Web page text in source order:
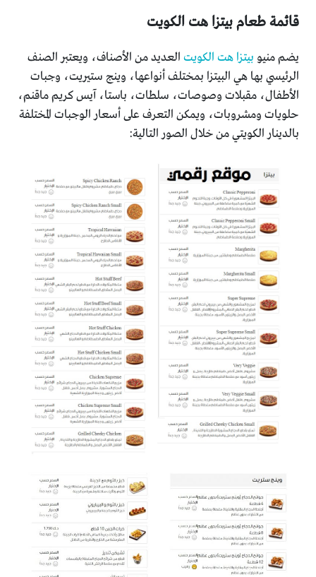
قائمة طعام بيتزا هت الكويت
يضم منيو بيتزا هت الكويت العديد من الأصناف، ويعتبر الصنف
الرئيسي بها هي البيتزا بمختلف أنواعها، وينج ستيريت، وجبات
الأطفال، مقبلات وصوصات، سلطات، باستا، آيس كريم ماقنم،
حلويات ومشروبات، ويمكن التعرف على أسعار الوجبات المختلفة
بالدينار الكويتي من خلال الصور التالية: